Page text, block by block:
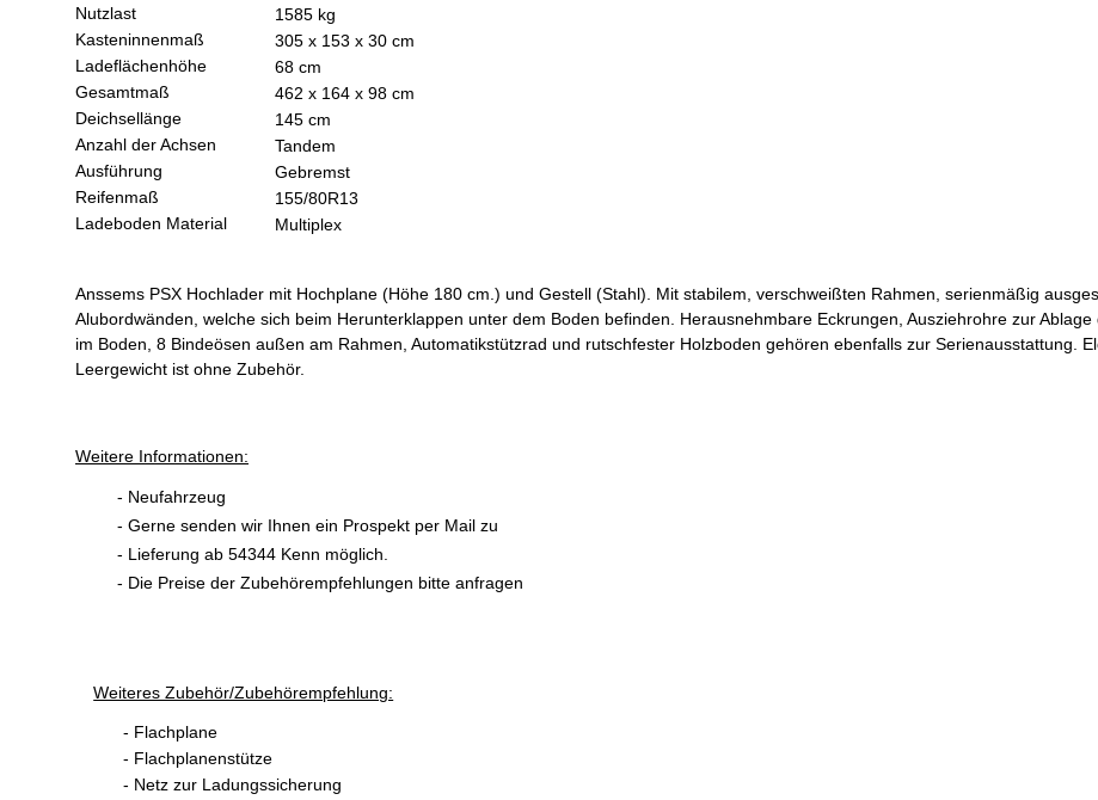
Nutzlast
1585 kg
Kasteninnenmaß
305 x 153 x 30 cm
Ladeflächenhöhe
68 cm
Gesamtmaß
462 x 164 x 98 cm
Deichsellänge
145 cm
Anzahl der Achsen
Tandem
Ausführung
Gebremst
Reifenmaß
155/80R13
Ladeboden Material
Multiplex
Anssems PSX Hochlader mit Hochplane (Höhe 180 cm.) und Gestell (Stahl). Mit stabilem, verschweißten Rahmen, serienmäßig
Alubordwänden, welche sich beim Herunterklappen unter dem Boden befinden. Herausnehmbare Eckrungen, Ausziehrohre zur
im Boden, 8 Bindeösen außen am Rahmen, Automatikstützrad und rutschfester Holzboden gehören ebenfalls zur Serienausstattung.
Leergewicht ist ohne Zubehör.
Weitere Informationen:
- Neufahrzeug
- Gerne senden wir Ihnen ein Prospekt per Mail zu
- Lieferung ab 54344 Kenn möglich.
- Die Preise der Zubehörempfehlungen bitte anfragen
Weiteres Zubehör/Zubehörempfehlung:
- Flachplane
- Flachplanenstütze
- Netz zur Ladungssicherung